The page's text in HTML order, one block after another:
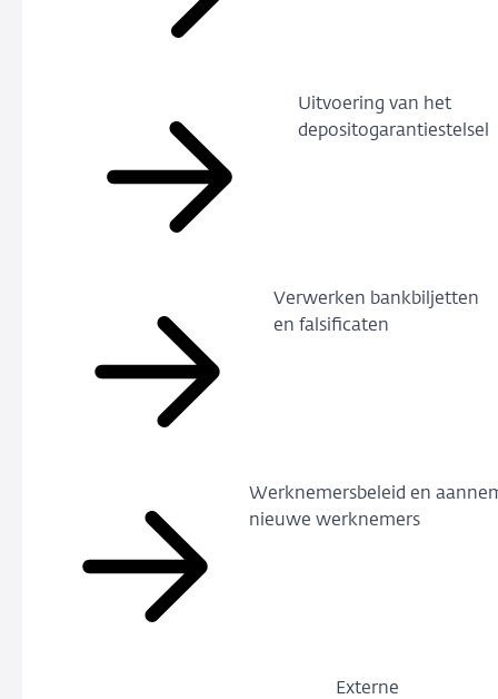
Uitvoering van het
depositogarantiestelsel
Verwerken bankbiljetten
en falsificaten
Werknemersbeleid en
nieuwe werknemers
Externe